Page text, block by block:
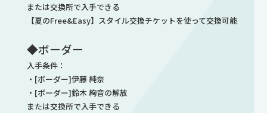
または交換所で入手できる
【夏のFree&Easy】スタイル交換チケットを使って交換可能
◆ボーダー
入手条件：
・[ボーダー]伊藤 純奈
・[ボーダー]鈴木 絢音の解放
または交換所で入手できる